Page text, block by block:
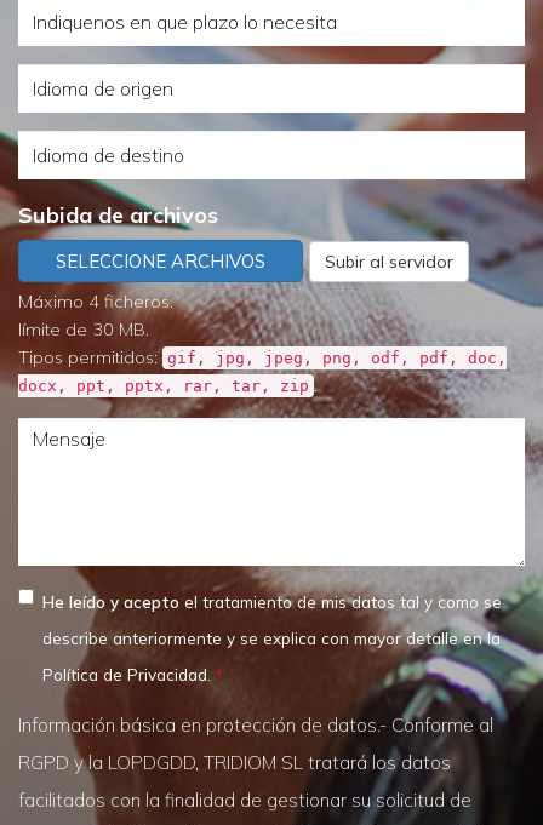
de
necesita?
Indiquenos
en
que
lo
necesita
Idioma
de
origen
Idioma
de
destino
Subida de archivos
SELECCIONE ARCHIVOS
Subir al servidor
Máximo 4 ficheros.
límite de 30 MB.
Tipos permitidos: gif, jpg, jpeg, png, odf, pdf, doc,
docx, ppt, pptx, rar, tar, zip .
Mensaje
He leído y acepto el tratamiento de mis datos tal y como se
describe anteriormente y se explica con mayor detalle en la
Política de Privacidad.
Información básica en protección de datos.- Conforme al
RGPD y la LOPDGDD, TRIDIOM SL tratará los datos
facilitados con la finalidad de gestionar su solicitud de